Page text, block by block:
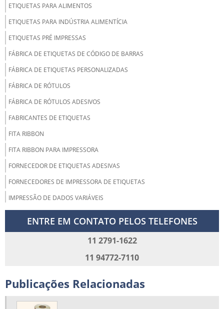
ETIQUETAS PARA ALIMENTOS
ETIQUETAS PARA INDÚSTRIA ALIMENTÍCIA
ETIQUETAS PRÉ IMPRESSAS
FÁBRICA DE ETIQUETAS DE CÓDIGO DE BARRAS
FÁBRICA DE ETIQUETAS PERSONALIZADAS
FÁBRICA DE RÓTULOS
FÁBRICA DE RÓTULOS ADESIVOS
FABRICANTES DE ETIQUETAS
FITA RIBBON
FITA RIBBON PARA IMPRESSORA
FORNECEDOR DE ETIQUETAS ADESIVAS
FORNECEDORES DE IMPRESSORA DE ETIQUETAS
IMPRESSÃO DE DADOS VARIÁVEIS
ONDE COMPRAR ETIQUETAS LOGÍSTICA
RIBBON PARA IMPRESSORA DE ETIQUETAS
RÓTULO ADESIVO BOPP
ENTRE EM CONTATO PELOS TELEFONES
11 2791-1622
11 94772-7110
Publicações Relacionadas